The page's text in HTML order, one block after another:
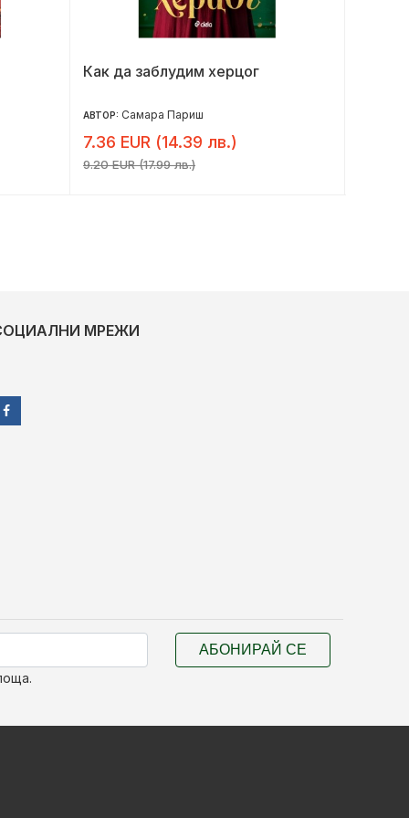
Как да заблудим херцог
АВТОР: Самара Париш
7.36 EUR (14.39 лв.)
9.20 EUR (17.99 лв.)
МРЕЖИ
АБОНИРАЙ СЕ